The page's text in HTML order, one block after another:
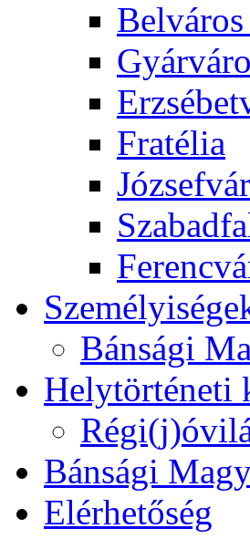
Fratélia
Bánsági
Helytörténeti
Bánsági
Elérhetőség